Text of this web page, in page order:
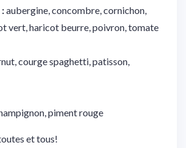
aubergine, concombre, cornichon,
vert, haricot beurre, poivron, tomate
courge spaghetti, patisson,
piment rouge
et tous!